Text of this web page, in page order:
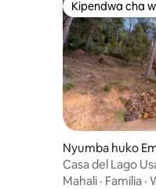
Kipendwa cha
Kipendwa cha
Nyumba huko
na
Casa del Lago
Mahali · Familia ·